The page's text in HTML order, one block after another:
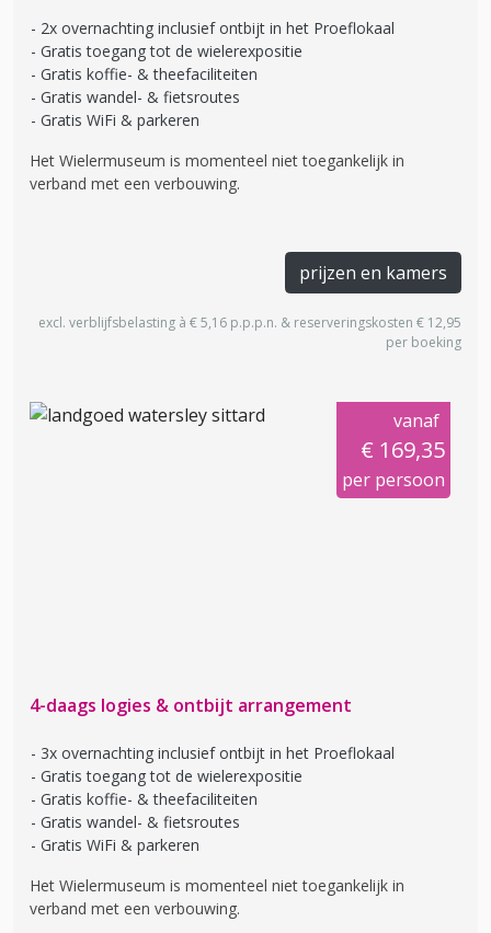
2x overnachting inclusief ontbijt in het Proeflokaal
Gratis toegang tot de wielerexpositie
Gratis koffie- & theefaciliteiten
Gratis wandel- & fietsroutes
Gratis WiFi & parkeren
Het Wielermuseum is momenteel niet toegankelijk in
verband met een verbouwing.
prijzen en kamers
excl. verblijfsbelasting à € 5,16 p.p.p.n. & reserveringskosten € 12,95
per boeking
vanaf
€ 169,35
per persoon
4-daags logies & ontbijt arrangement
3x overnachting inclusief ontbijt in het Proeflokaal
Gratis toegang tot de wielerexpositie
Gratis koffie- & theefaciliteiten
Gratis wandel- & fietsroutes
Gratis WiFi & parkeren
Het Wielermuseum is momenteel niet toegankelijk in
verband met een verbouwing.